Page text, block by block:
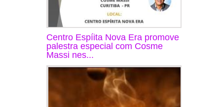
Centro Espíita Nova Era promove
palestra especial com Cosme
Massi nes...